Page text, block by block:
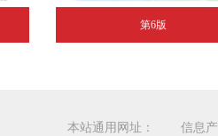
第6版
本站通用网址：
信息